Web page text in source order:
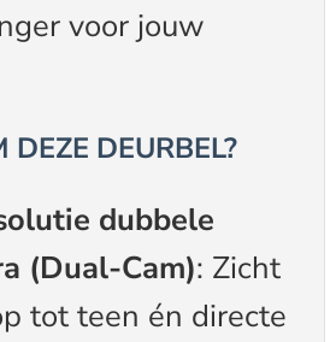
voor jouw
DEURBEL?
dubbele
(Dual-Cam): Zicht
tot teen én directe